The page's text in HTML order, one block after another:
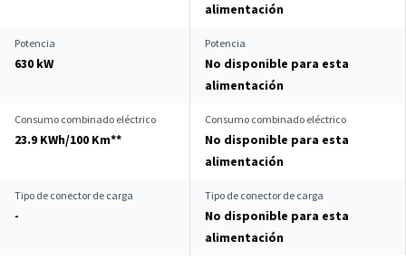
alimentación
Potencia
630 kW
Potencia
No disponible para esta
alimentación
Consumo combinado eléctrico
23.9 KWh/100 Km**
Consumo combinado eléctrico
No disponible para esta
alimentación
Tipo de conector de carga
-
Tipo de conector de carga
No disponible para esta
alimentación